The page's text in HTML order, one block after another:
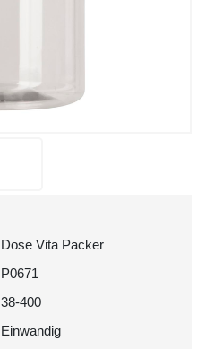
Dose Vita Packer
P0671
38-400
Einwandig